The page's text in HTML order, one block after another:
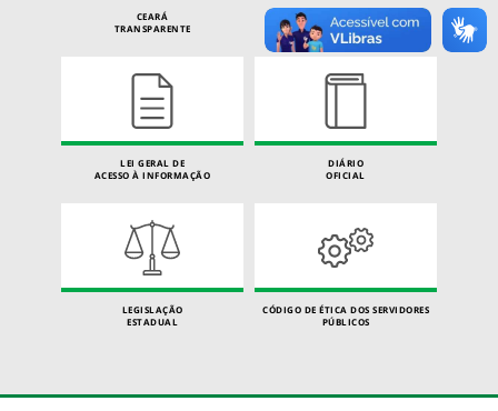
CEARÁ
TRANSPARENTE
CARTA DE SERVIÇOS
DO CIDADÃO
LEI GERAL DE
ACESSO À INFORMAÇÃO
DIÁRIO
OFICIAL
LEGISLAÇÃO
ESTADUAL
CÓDIGO DE ÉTICA DOS SERVIDORES
PÚBLICOS